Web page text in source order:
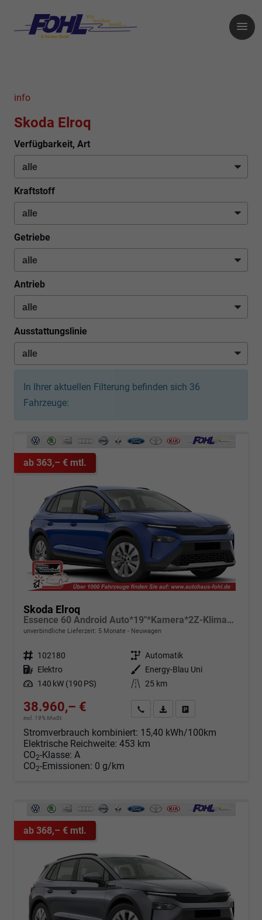
info
Skoda Elroq
Verfügbarkeit, Art
Kraftstoff
Getriebe
Antrieb
Ausstattungslinie
In Ihrer aktuellen Filterung befinden sich 36
Fahrzeuge:
ab 363,– € mtl.
Skoda Elroq
Essence 60 Android Auto*19"*Kamera*2Z-Klimaauto*Totwinkel*LED*Tempomat
unverbindliche Lieferzeit: 5 Monate Neuwagen
Fahrzeugnr. 102180 Getriebe Automatik
Kraftstoff Elektro Außenfarbe
Energy-Blau Uni
Leistung 140 kW (190 PS) Kilometerstand 25 km
38.960,– €
incl. 19% MwSt.
Angebot anfordern
Fahrzeugexpose (PDF)
Stromverbrauch kombiniert: 15,40 kWh/100km
Elektrische Reichweite: 453 km
CO2-Klasse: A
CO2-Emissionen: 0 g/km
ab 368,– € mtl.